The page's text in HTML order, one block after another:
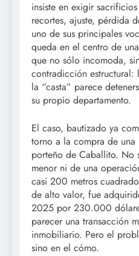
insiste en exigir
recortes, ajuste, pérdida
uno de sus principales
queda en el centro de
que no sólo incomoda,
contradicción estructural:
la “casta” parece
su propio departamento.
El caso, bautizado ya
torno a la compra de
porteño de Caballito. No
menor ni de una
casi 200 metros
de alto valor, fue
2025 por 230.000
parecer una transacción
inmobiliario. Pero el
sino en el cómo.